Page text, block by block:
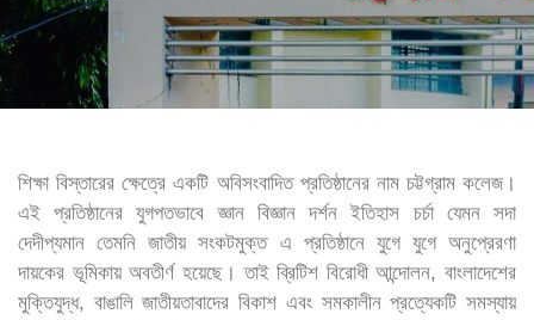
শিক্ষা বিস্তারের ক্ষেত্রে একটি অবিসংবাদিত প্রতিষ্ঠানের নাম চট্টগ্রাম কলেজ।
এই প্রতিষ্ঠানের যুগপতভাবে জ্ঞান বিজ্ঞান দর্শন ইতিহাস চর্চা যেমন সদা
দেদীপ্যমান তেমনি জাতীয় সংকটমুক্ত এ প্রতিষ্ঠানে যুগে যুগে অনুপ্রেরণা
দায়কের ভূমিকায় অবতীর্ণ হয়েছে। তাই ব্রিটিশ বিরোধী আন্দোলন, বাংলাদেশের
মুক্তিযুদ্ধ, বাঙালি জাতীয়তাবাদের বিকাশ এবং সমকালীন প্রত্যেকটি সমস্যায়